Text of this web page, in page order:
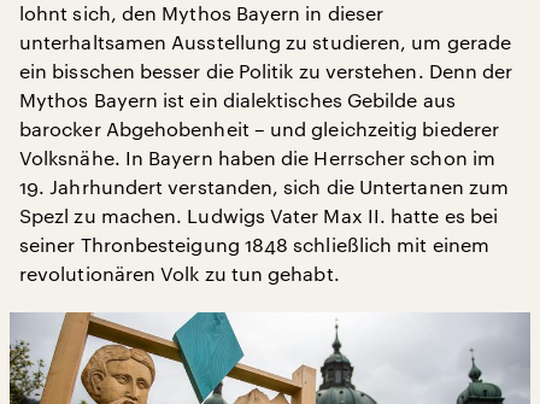
lohnt sich, den Mythos Bayern in dieser
unterhaltsamen Ausstellung zu studieren, um gerade
ein bisschen besser die Politik zu verstehen. Denn der
Mythos Bayern ist ein dialektisches Gebilde aus
barocker Abgehobenheit – und gleichzeitig biederer
Volksnähe. In Bayern haben die Herrscher schon im
19. Jahrhundert verstanden, sich die Untertanen zum
Spezl zu machen. Ludwigs Vater Max II. hatte es bei
seiner Thronbesteigung 1848 schließlich mit einem
revolutionären Volk zu tun gehabt.